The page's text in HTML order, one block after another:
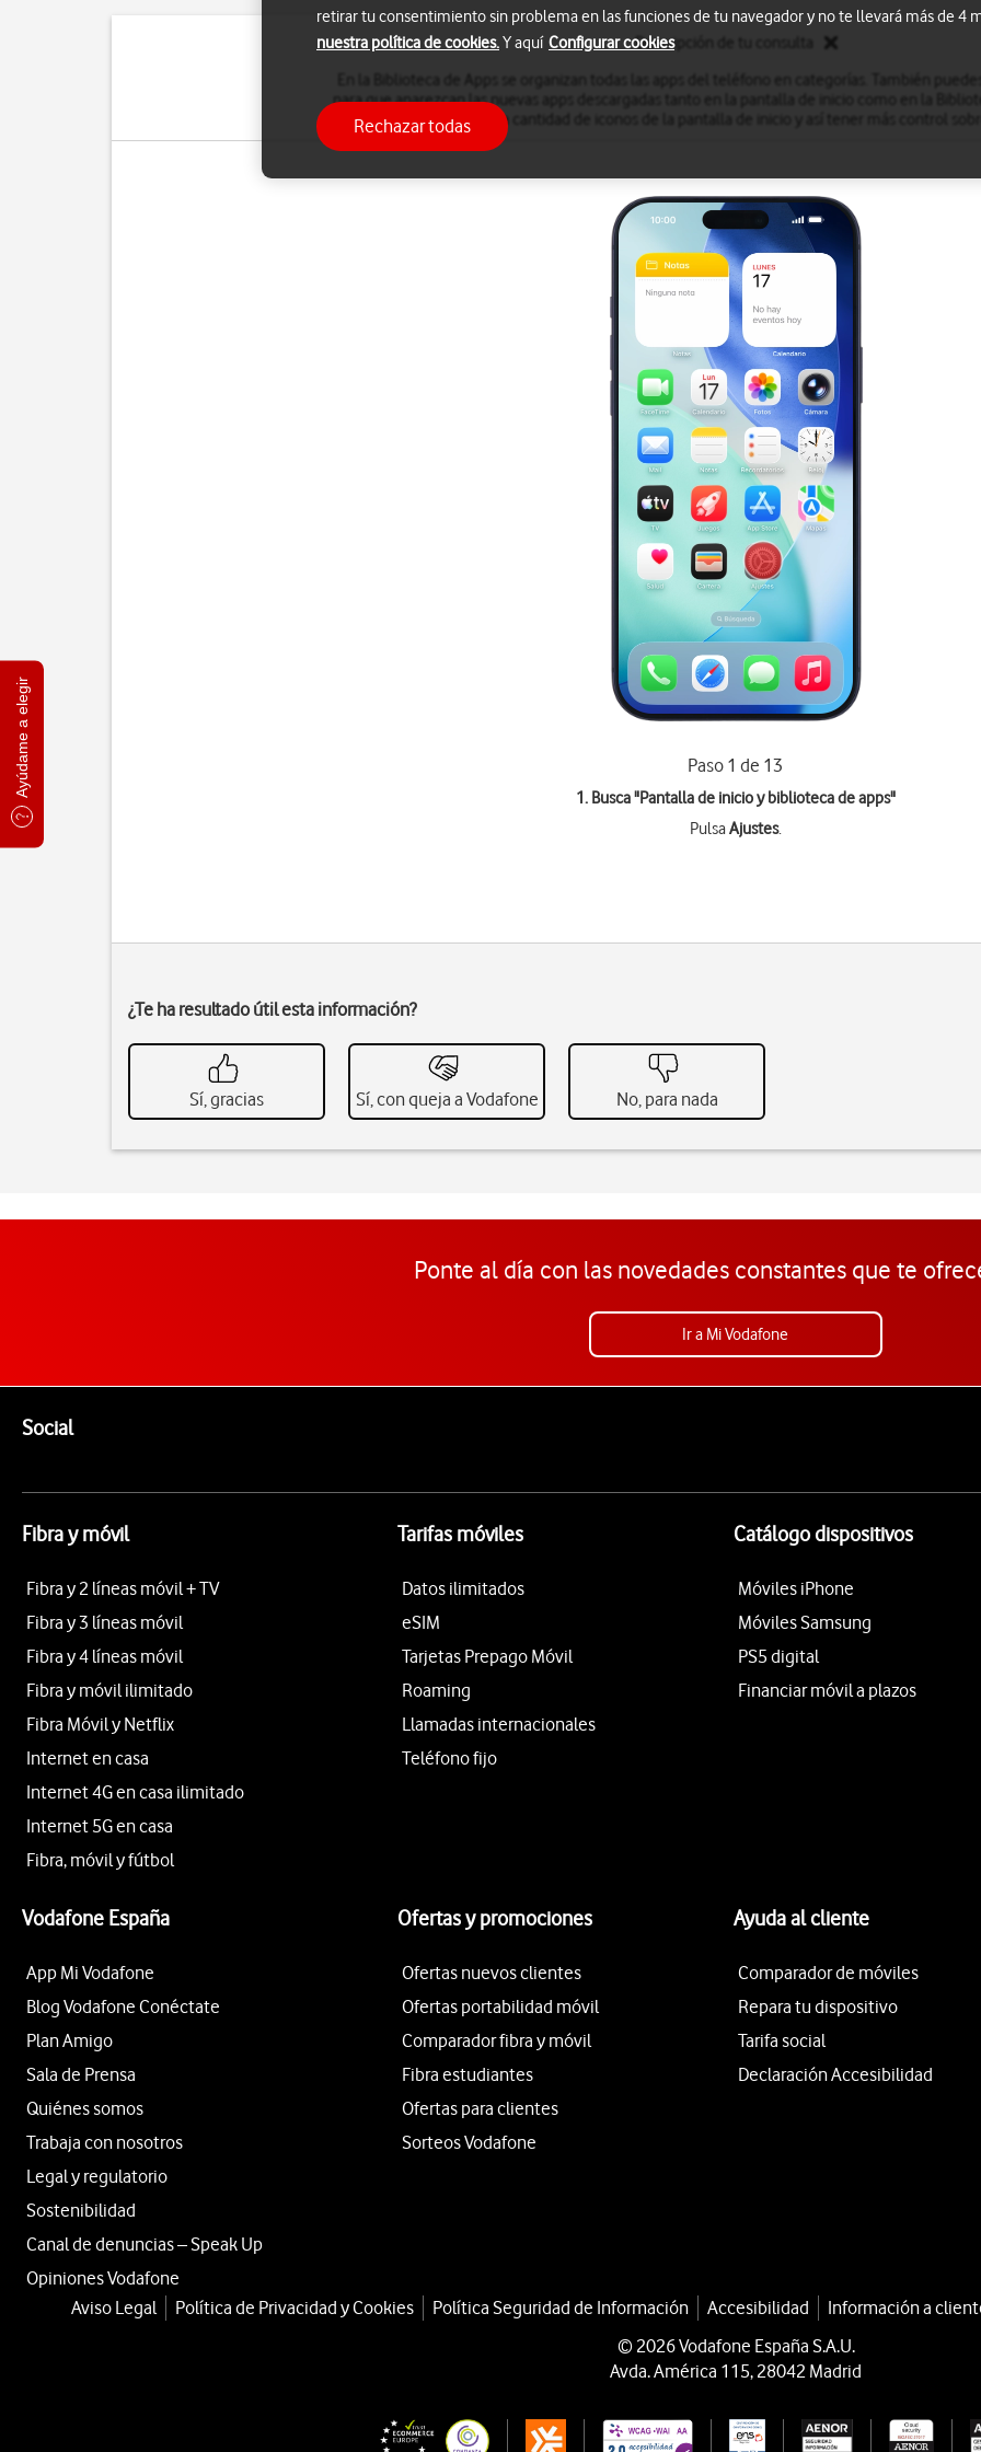
Ayúdame a elegir
Descripción de tu consulta
En la Biblioteca de Apps se organizan todas las apps del teléfono en categorías. También
para que aparezcan las nuevas apps descargadas tanto en la pantalla de inicio como en la
adaptar la cantidad de iconos de la pantalla de inicio y así tener más control
Paso 1 de 13
1. Busca "Pantalla de inicio y biblioteca de apps"
PulsaAjustes.
¿Te ha resultado útil esta información?
Sí, gracias Sí, con queja a Vodafone No, para nada
Ponte al día con las novedades constantes que te
Ir a Mi Vodafone
SocialEnlaces a las redes sociales de Vodafone
Fibra y móvil
Fibra y 2 líneas móvil + TV
Fibra y 3 líneas móvil
Fibra y 4 líneas móvil
Fibra y móvil ilimitado
Fibra Móvil y Netflix
Internet en casa
Internet 4G en casa ilimitado
Internet 5G en casa
Fibra, móvil y fútbol
Tarifas móviles
Datos ilimitados
eSIM
Tarjetas Prepago Móvil
Roaming
Llamadas internacionales
Teléfono fijo
Catálogo dispositivos
Móviles iPhone
Móviles Samsung
PS5 digital
Financiar móvil a plazos
Vodafone España
App Mi Vodafone
Blog Vodafone Conéctate
Plan Amigo
Sala de Prensa
Quiénes somos
Trabaja con nosotros
Legal y regulatorio
Sostenibilidad
Canal de denuncias – Speak Up
Opiniones Vodafone
Ofertas y promociones
Ofertas nuevos clientes
Ofertas portabilidad móvil
Comparador fibra y móvil
Fibra estudiantes
Ofertas para clientes
Sorteos Vodafone
Ayuda al cliente
Comparador de móviles
Repara tu dispositivo
Tarifa social
Declaración Accesibilidad
Aviso Legal Política de Privacidad y Cookies Política Seguridad de Información Accesibilidad Información a
© 2026 Vodafone España S.A.U.
Avda. América 115, 28042 Madrid
retirar tu consentimiento sin problema en las funciones de tu navegador y no te llevará más de 4
nuestra política de cookies.Y aquí Configurar cookies
Rechazar todas